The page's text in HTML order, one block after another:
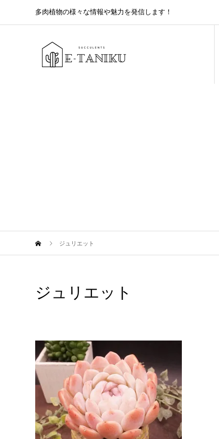
多肉植物の様々な情報や魅力を発信します！
ジュリエット
ジュリエット